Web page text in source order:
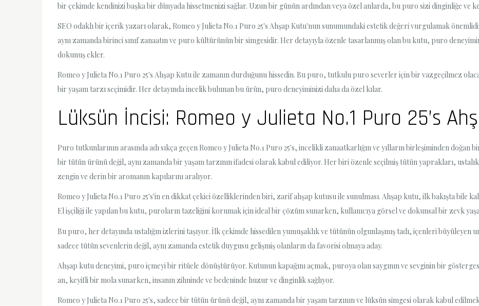
bir çekimde kendinizi başka bir dünyada hissetmenizi sağlar. Uzun bir günün ardından veya özel anlarda, bu puro sizi dinginliğe ve
SEO odaklı bir içerik yazarı olarak, Romeo y Julieta No.1 Puro 25's Ahşap Kutu'nun sunumundaki estetik değeri vurgulamak
aynı zamanda birinci sınıf zanaatın ve puro kültürünün bir simgesidir. Her detayıyla özenle tasarlanmış olan bu kutu, puro
dokunuş ekler.
Romeo y Julieta No.1 Puro 25's Ahşap Kutu ile zamanın durduğunu hissedin. Bu puro, tutkulu puro severler için bir vazgeçilmez
bir yaşam tarzı seçimidir. Her detayında incelik bulunan bu ürün, puro deneyiminizi daha da özel kılar.
Lüksün İncisi: Romeo y Julieta No.1 Puro 25’s
Puro tutkunlarının arasında adı sıkça geçen Romeo y Julieta No.1 Puro 25's, incelikli zanaatkarlığın ve yılların birleşiminden doğan
bir tütün ürünü değil, aynı zamanda bir yaşam tarzının ifadesi olarak kabul ediliyor. Her biri özenle seçilmiş tütün yaprakları,
zengin ve derin bir aromanın kapılarını aralıyor.
Romeo y Julieta No.1 Puro 25's'in en dikkat çekici özelliklerinden biri, zarif ahşap kutusu ile sunulması. Ahşap kutu, ilk bakışta bile
El işçiliği ile yapılan bu kutu, puroların tazeliğini korumak için ideal bir çözüm sunarken, kullanıcıya görsel ve dokunsal bir zevk
Bu puro, her detayında ustalığın izlerini taşıyor. İlk çekimde hissedilen yumuşaklık ve tütünün olgunlaşmış tadı, içenleri büyüleyen
sadece tütün sevenlerin değil, aynı zamanda estetik duygusu gelişmiş olanların da favorisi olmaya aday.
Ahşap kutu deneyimi, puro içmeyi bir ritüele dönüştürüyor. Kutunun kapağını açmak, puroya olan saygının ve sevginin bir
an, keyifli bir mola sunarken, insanın zihninde ve bedeninde huzur ve dinginlik sağlıyor.
Romeo y Julieta No.1 Puro 25's, sadece bir tütün ürünü değil, aynı zamanda bir yaşam tarzının ve lüksün simgesi olarak kabul